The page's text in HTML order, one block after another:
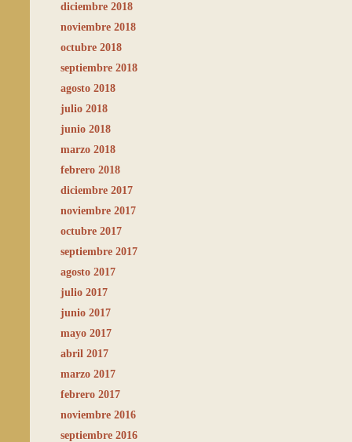
diciembre 2018
noviembre 2018
octubre 2018
septiembre 2018
agosto 2018
julio 2018
junio 2018
marzo 2018
febrero 2018
diciembre 2017
noviembre 2017
octubre 2017
septiembre 2017
agosto 2017
julio 2017
junio 2017
mayo 2017
abril 2017
marzo 2017
febrero 2017
noviembre 2016
septiembre 2016